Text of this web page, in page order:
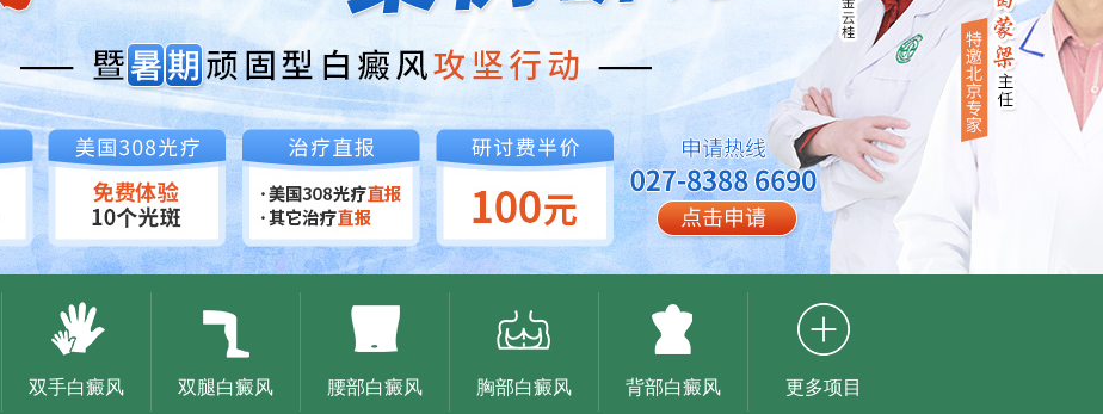
双手白癜风 双腿白癜风 腰部白癜风 胸部白癜风 背部白癜风 更多项目